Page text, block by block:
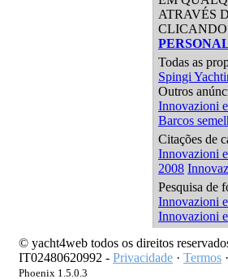
ATRAVÉS
Todas as
Spingi
Outros
Innovazioni
Barcos
Citações de
Innovazioni
2008
Pesquisa de
Innovazioni
Innovazioni
© yacht4web todos os direitos
IT02480620992 - Privacidade · Termos ·
Phoenix 1.5.0.3